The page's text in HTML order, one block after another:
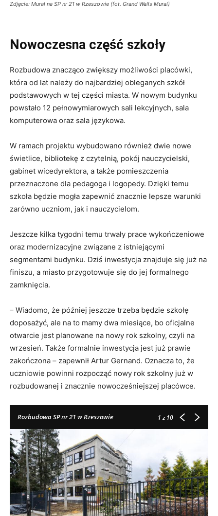
Zdjęcie: Mural na SP nr 21 w Rzeszowie (fot. Grand Walls Mural)
Nowoczesna część szkoły
Rozbudowa znacząco zwiększy możliwości placówki,
która od lat należy do najbardziej obleganych szkół
podstawowych w tej części miasta. W nowym budynku
powstało 12 pełnowymiarowych sali lekcyjnych, sala
komputerowa oraz sala językowa.
W ramach projektu wybudowano również dwie nowe
świetlice, bibliotekę z czytelnią, pokój nauczycielski,
gabinet wicedyrektora, a także pomieszczenia
przeznaczone dla pedagoga i logopedy. Dzięki temu
szkoła będzie mogła zapewnić znacznie lepsze warunki
zarówno uczniom, jak i nauczycielom.
Jeszcze kilka tygodni temu trwały prace wykończeniowe
oraz modernizacyjne związane z istniejącymi
segmentami budynku. Dziś inwestycja znajduje się już na
finiszu, a miasto przygotowuje się do jej formalnego
zamknięcia.
– Wiadomo, że później jeszcze trzeba będzie szkołę
doposażyć, ale na to mamy dwa miesiące, bo oficjalne
otwarcie jest planowane na nowy rok szkolny, czyli na
wrzesień. Także formalnie inwestycja jest już prawie
zakończona – zapewnił Artur Gernand. Oznacza to, że
uczniowie powinni rozpocząć nowy rok szkolny już w
rozbudowanej i znacznie nowocześniejszej placówce.
Rozbudowa SP nr 21 w Rzeszowie 1z 10